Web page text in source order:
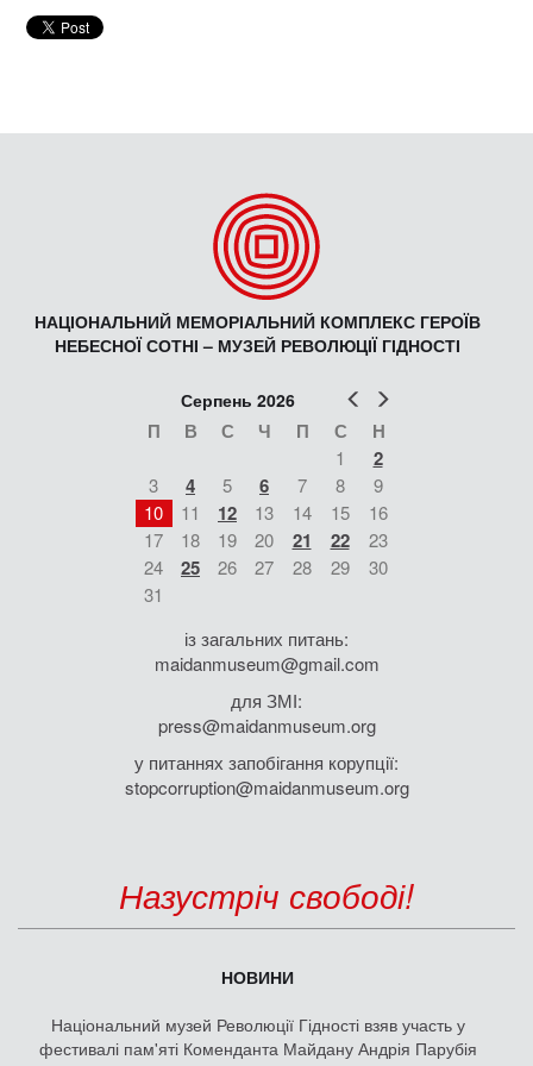
НАЦІОНАЛЬНИЙ МЕМОРІАЛЬНИЙ КОМПЛЕКС ГЕРОЇВ
НЕБЕСНОЇ СОТНІ – МУЗЕЙ РЕВОЛЮЦІЇ ГІДНОСТІ
Попер
Серпень 2026
П В С Ч П С Н
1 2
3 4 5 6 7 8
9
10
11 12 13 14 15
16
17
18 19 20 21 22
23
24
25 26 27 28 29
30
31
із загальних питань:
maidanmuseum@gmail.com
для ЗМІ:
press@maidanmuseum.org
у питаннях запобігання корупції:
stopcorruption@maidanmuseum.org
Назустріч свободі!
НОВИНИ
Національний музей Революції Гідності взяв участь у
фестивалі пам'яті Коменданта Майдану Андрія Парубія